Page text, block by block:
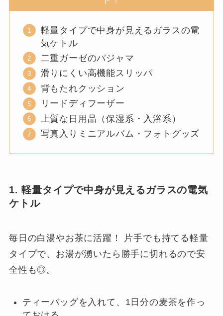
軽量タイプで中身が見えるガラスの電
気ケトル
二重ガーゼのパジャマ
滑りにくい高機能スリッパ
背もたれクッション
リードディフーザー
上質な日用品（保湿系・入浴系）
写真入りミニアルバム・フォトグッズ
1. 軽量タイプで中身が見えるガラスの電気
ケトル
毎日の白湯やお茶に活躍！ 片手でも持てる軽量
タイプで、お湯が湧いたら勝手に切れるので安
全性も◎。
ティーバッグを入れて、1日分の麦茶を作っ